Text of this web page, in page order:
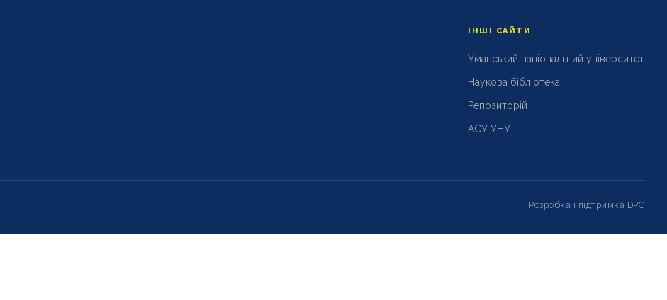
ІНШІ САЙТИ
Уманський національний університет
Наукова бібліотека
Репозиторій
АСУ УНУ
Розробка і підтримка DPC